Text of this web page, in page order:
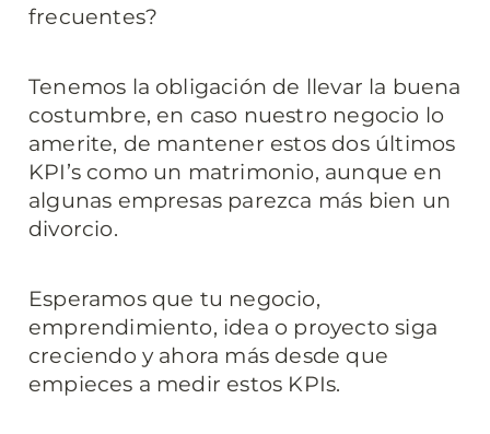
frecuentes?
Tenemos la obligación de llevar la buena
costumbre, en caso nuestro negocio lo
amerite, de mantener estos dos últimos
KPI’s como un matrimonio, aunque en
algunas empresas parezca más bien un
divorcio.
Esperamos que tu negocio,
emprendimiento, idea o proyecto siga
creciendo y ahora más desde que
empieces a medir estos KPIs.